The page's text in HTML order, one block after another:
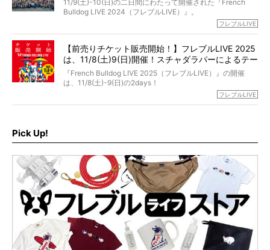
ブヒは15歳になり、今も元気にお散歩をしています。
今回は、二年前の絶望から今までを包み隠さず、時系列で
11/9(土)-10(日)の二日間にわたって開催された『French
Bulldog LIVE 2024（フレブルLIVE）』。
今年はのべ5,000頭のフレンチブルドッグと7,000人のフレ
day1の司会はフレブルラバーのロッチさん。day2の音楽フ
ェスには世代ど真ん中のPUFFYが出演するなど、例年以上
に豪華なラインナップ。
北は北海道、南は鹿児島県から。全国のフレンチブルドッ
グが一堂に会した「フレブルLIVE2024」の模様を、詳しく
フレブルLIVE
【前売りチケット販売開始！】フレブルLIVE 2025
は、11/8(土)9(日)開催！スチャダラパーによるテー
マソング制作も決定
『French Bulldog LIVE 2025（フレブルLIVE）』の開催
は、11/8(土)-9(日)の2days！
お得な前売りチケット、いよいよ販売スタートです！
ど、内容盛りだくさんでお送りしていますので、最後まで
お見逃しなく！
フレブルLIVE
Pick Up!